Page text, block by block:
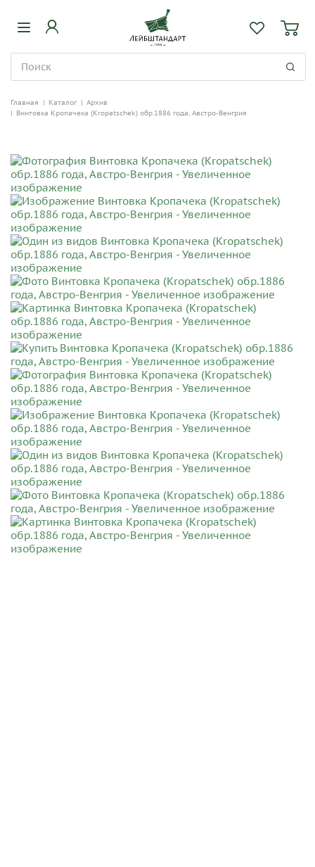
Главная | Каталог | Архив
| Винтовка Кропачека (Kropatschek) обр.1886 года, Австро-Венгрия